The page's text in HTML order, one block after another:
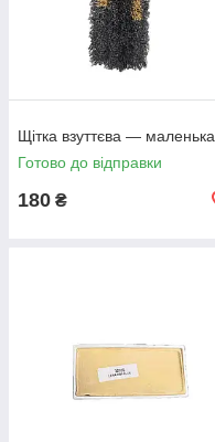
Щітка взуттєва — маленька
Готово до відправки
180 ₴